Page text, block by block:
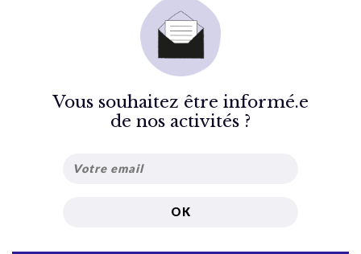
Vous souhaitez être informé.e
de nos activités ?